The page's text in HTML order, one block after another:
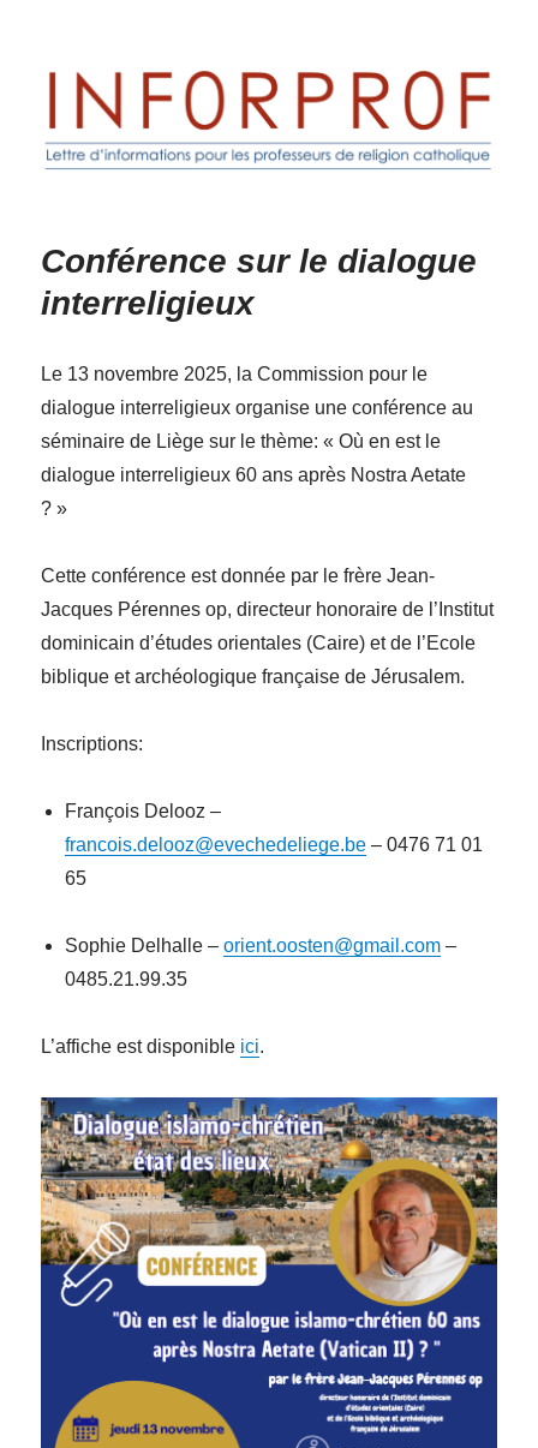
Inforprof
Conférence sur le dialogue
interreligieux
Le 13 novembre 2025, la Commission pour le
dialogue interreligieux organise une conférence au
séminaire de Liège sur le thème: « Où en est le
dialogue interreligieux 60 ans après Nostra Aetate
? »
Cette conférence est donnée par le frère Jean-
Jacques Pérennes op, directeur honoraire de l’Institut
dominicain d’études orientales (Caire) et de l’Ecole
biblique et archéologique française de Jérusalem.
Inscriptions:
François Delooz –
francois.delooz@evechedeliege.be – 0476 71 01
65
Sophie Delhalle –orient.oosten@gmail.com –
0485.21.99.35
L’affiche est disponible ici.